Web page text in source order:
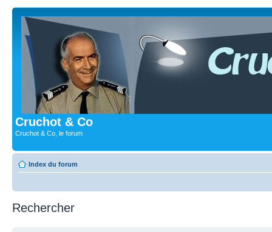
Cruchot & Co
Cruchot & Co, le forum
Index du forum
Rechercher